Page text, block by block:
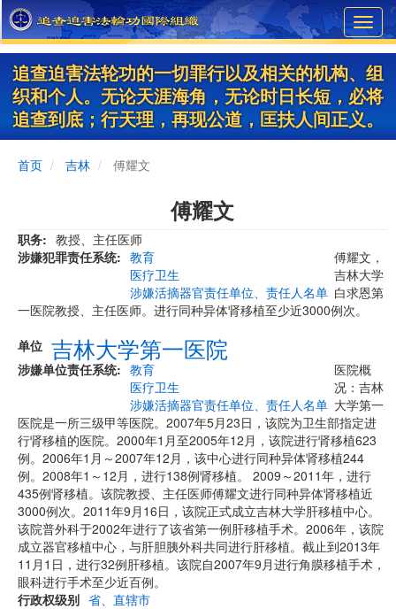
Skip
to
main
content
追查迫害法轮功的一切罪行以及相关的机构、组
织和个人。无论天涯海角，无论时日长短，必将
追查到底；行天理，再现公道，匡扶人间正义。
首页 吉林 傅耀文
傅耀文
职务
教授、主任医师
涉嫌犯罪责任系统
教育
医疗卫生
涉嫌活摘器官责任单位、责任人名单
傅耀文，
吉林大学
白求恩第
一医院教授、主任医师。进行同种异体肾移植至少近3000例次。
单位 吉林大学第一医院
涉嫌单位责任系统
教育
医疗卫生
涉嫌活摘器官责任单位、责任人名单
医院概
况：吉林
大学第一
医院是一所三级甲等医院。2007年5月23日，该院为卫生部指定进
行肾移植的医院。2000年1月至2005年12月，该院进行肾移植623
例。2006年1月～2007年12月，该中心进行同种异体肾移植244
例。2008年1～12月，进行138例肾移植。 2009～2011年，进行
435例肾移植。该院教授、主任医师傅耀文进行同种异体肾移植近
3000例次。2011年9月16日，该院正式成立吉林大学肝移植中心。
该院普外科于2002年进行了该省第一例肝移植手术。2006年，该院
成立器官移植中心，与肝胆胰外科共同进行肝移植。截止到2013年
11月1日，进行32例肝移植。该院自2007年9月进行角膜移植手术，
眼科进行手术至少近百例。
行政权级别 省、直辖市